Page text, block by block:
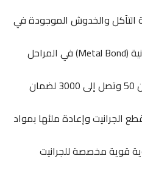
والخدوش الموجودة في
استخدام أقراص الألماظ المعدنية (Metal Bond) في المراحل
الصنفرة المتدرجة بأرقام تبدأ من 50 وتصل إلى 3000 لضمان
وإعادة ملئها بمواد
قوية مخصصة للجرانيت